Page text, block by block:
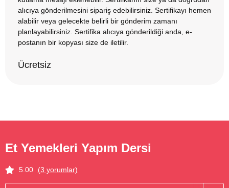
alıcıya gönderilmesini sipariş edebilirsiniz. Sertifikayı hemen
alabilir veya gelecekte belirli bir gönderim zamanı
planlayabilirsiniz. Sertifika alıcıya gönderildiği anda, e-
postanın bir kopyası size de iletilir.
Ücretsiz
Et Yemekleri Yapım Dersi
5.00 (3 yorumlar)